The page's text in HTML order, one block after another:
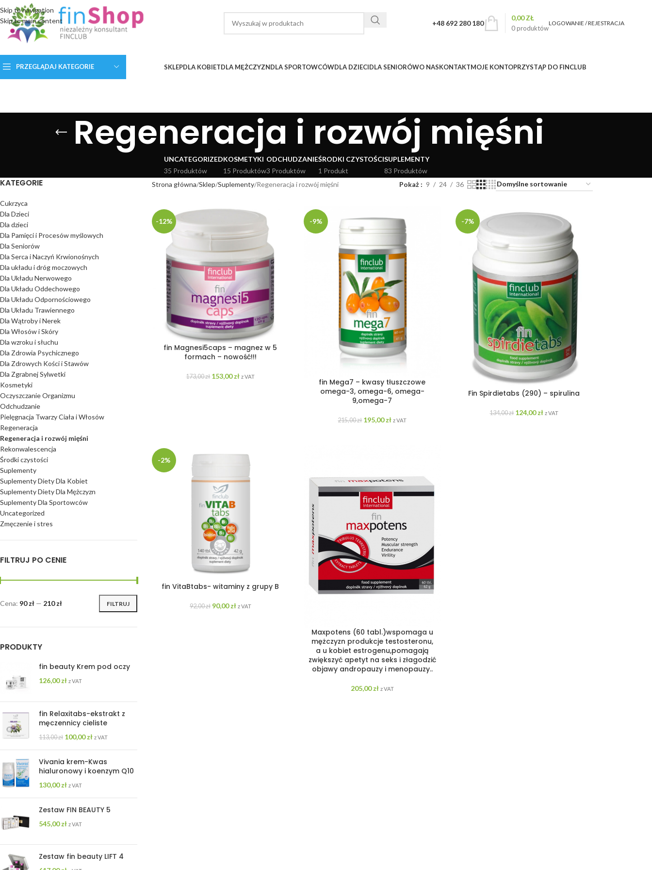
Skip to navigation
Skip to main content
+48 692 280 180
0produktów
0,00ZŁ
LOGOWANIE / REJESTRACJA
PRZEGLĄDAJ KATEGORIE SKLEPDLA KOBIETDLA MĘŻCZYZNDLA SPORTOWCÓWDLA DZIECIDLA SENIORÓWO NASKONTAKTMOJE KONTOPRZYSTĄP DO FINCLUB
Regeneracja i rozwój mięśni
UNCATEGORIZED
35 Produktów
KOSMETYKI
15 Produktów
ODCHUDZANIE
3 Produktów
ŚRODKI CZYSTOŚCI
1 Produkt
SUPLEMENTY
83 Produktów
KATEGORIE
Cukrzyca
Dla Dzieci
Dla dzieci
Dla Pamięci i Procesów myślowych
Dla Seniorów
Dla Serca i Naczyń Krwionośnych
Dla układu i dróg moczowych
Dla Układu Nerwowego
Dla Układu Oddechowego
Dla Układu Odpornościowego
Dla Układu Trawiennego
Dla Wątroby i Nerek
Dla Włosów i Skóry
Dla wzroku i słuchu
Dla Zdrowia Psychicznego
Dla Zdrowych Kości i Stawów
Dla Zgrabnej Sylwetki
Kosmetyki
Oczyszczanie Organizmu
Odchudzanie
Pielęgnacja Twarzy Ciała i Włosów
Regeneracja
Regeneracja i rozwój mięśni
Rekonwalescencja
Środki czystości
Suplementy
Suplementy Diety Dla Kobiet
Suplementy Diety Dla Mężczyzn
Suplementy Dla Sportowców
Uncategorized
Zmęczenie i stres
FILTRUJ PO CENIE
FILTRUJ
Cena: 90 zł — 210 zł
PRODUKTY
fin beauty Krem pod oczy
126,00zł z VAT
fin Relaxitabs-ekstrakt z
męczennicy cieliste
113,00zł 100,00zł z VAT
Vivania krem-Kwas
hialuronowy i koenzym Q10
130,00zł z VAT
Zestaw FIN BEAUTY 5
545,00zł z VAT
Zestaw fin beauty LIFT 4
Strona główna Sklep Suplementy Regeneracja i rozwój mięśni Pokaż 9 24 36
-12%
fin Magnesi5caps – magnez w 5
formach – nowość!!!
173,00zł 153,00zł z VAT
-9%
fin Mega7 – kwasy tłuszczowe
omega-3, omega-6, omega-
9,omega-7
215,00zł 195,00zł z VAT
-7%
Fin Spirdietabs (290) – spirulina
134,00zł 124,00zł z VAT
-2%
fin VitaBtabs- witaminy z grupy B
92,00zł 90,00zł z VAT
Maxpotens (60 tabl.)wspomaga u
mężczyzn produkcje testosteronu,
a u kobiet estrogenu,pomagają
zwiększyć apetyt na seks i złagodzić
objawy andropauzy i menopauzy..
205,00zł z VAT